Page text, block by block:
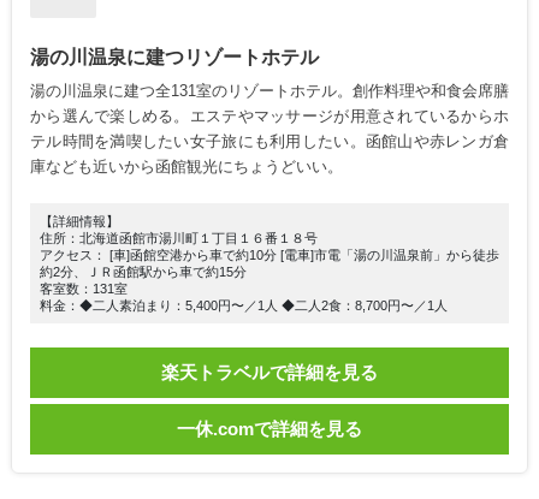
湯の川温泉に建つリゾートホテル
湯の川温泉に建つ全131室のリゾートホテル。創作料理や和食会席膳
から選んで楽しめる。エステやマッサージが用意されているからホ
テル時間を満喫したい女子旅にも利用したい。函館山や赤レンガ倉
庫なども近いから函館観光にちょうどいい。
【詳細情報】
住所：北海道函館市湯川町１丁目１６番１８号
アクセス： [車]函館空港から車で約10分 [電車]市電「湯の川温泉前」から徒歩
約2分、ＪＲ函館駅から車で約15分
客室数：131室
料金：◆二人素泊まり：5,400円〜／1人 ◆二人2食：8,700円〜／1人
楽天トラベルで詳細を見る
一休.comで詳細を見る